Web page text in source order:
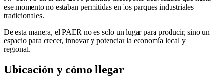
ese momento no estaban permitidas en los parques industriales
tradicionales.
De esta manera, el PAER no es solo un lugar para producir, sino un
espacio para crecer, innovar y potenciar la economía local y
regional.
Ubicación y cómo llegar